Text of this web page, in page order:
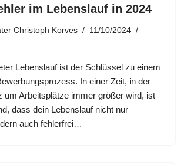
im Lebenslauf in 2024
Christoph Korves
11/10/2024
Lebenslauf ist der Schlüssel zu einem
In einer Zeit, in der
um Arbeitsplätze immer größer wird, ist
dass dein Lebenslauf nicht nur
auch fehlerfrei…